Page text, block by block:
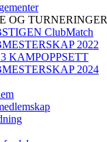
OG TURNERINGER
ClubMatch
2022
KAMPOPPSETT
2024